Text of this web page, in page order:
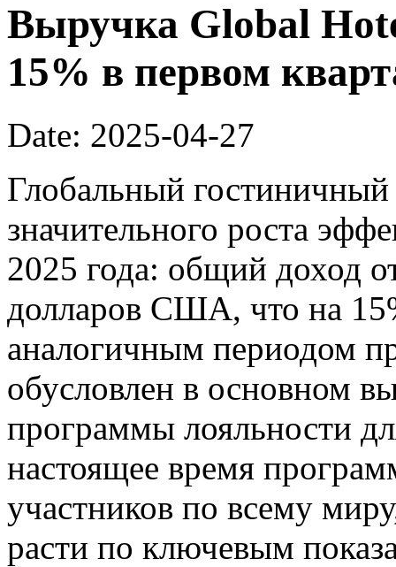
Выручка Global
15% в первом
Date: 2025-04-27
Глобальный
значительного роста
2025 года: общий доход
долларов США, что на
аналогичным периодом
обусловлен в основном
программы лояльности
настоящее время
участников по всему
расти по ключевым